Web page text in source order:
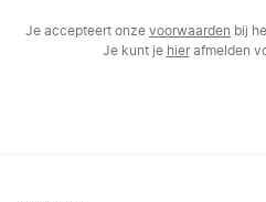
Je accepteert onze voorwaarden bij
Je kunt je hierafmelden